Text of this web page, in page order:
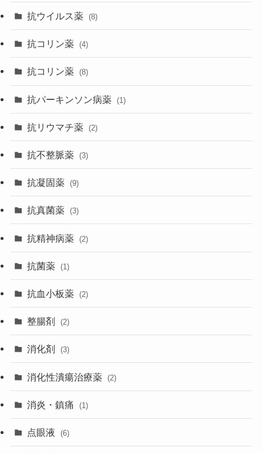
抗ウイルス薬 (8)
抗コリン薬 (4)
抗コリン薬 (8)
抗パーキンソン病薬 (1)
抗リウマチ薬 (2)
抗不整脈薬 (3)
抗凝固薬 (9)
抗真菌薬 (3)
抗精神病薬 (2)
抗菌薬 (1)
抗血小板薬 (2)
整腸剤 (2)
消化剤 (3)
消化性潰瘍治療薬 (2)
消炎・鎮痛 (1)
点眼液 (6)